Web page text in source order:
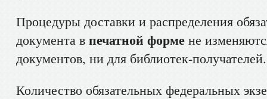
Процедуры доставки и распределения
документа в печатной форме не
документов, ни для библиотек-получателей.
Количество обязательных федеральных